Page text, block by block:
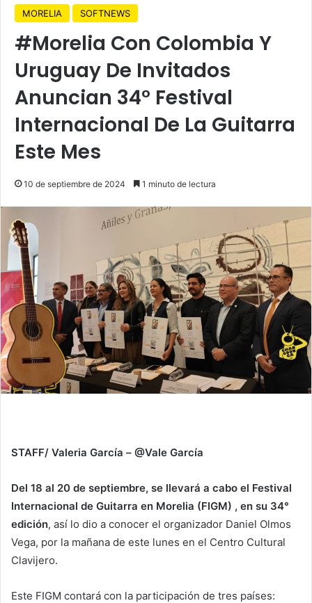
MORELIA SOFTNEWS
#Morelia Con Colombia Y
Uruguay De Invitados
Anuncian 34° Festival
Internacional De La Guitarra
Este Mes
10 de septiembre de 2024 1 minuto de lectura
STAFF/ Valeria García – @Vale García
Del 18 al 20 de septiembre, se llevará a cabo el Festival
Internacional de Guitarra en Morelia (FIGM) , en su 34°
edición, así lo dio a conocer el organizador Daniel Olmos
Vega, por la mañana de este lunes en el Centro Cultural
Clavijero.
Este FIGM contará con la participación de tres países: